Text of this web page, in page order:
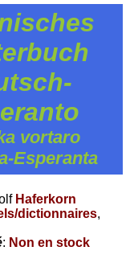
vortaro
Esperanta
Haferkorn
dictionnaires,
: Non en stock